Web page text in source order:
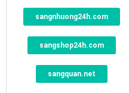
sangnhuong24h.com
sangshop24h.com
sangquan.net